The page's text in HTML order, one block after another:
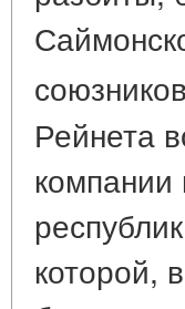
союзников
Рейнета
компании
которой,